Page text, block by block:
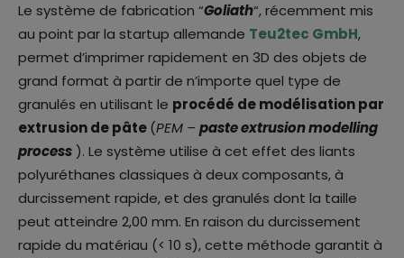
Le système de fabrication “Goliath“, récemment mis
au point par la startup allemande Teu2tec GmbH,
permet d’imprimer rapidement en 3D des objets de
grand format à partir de n’importe quel type de
granulés en utilisant le procédé de modélisation par
extrusion de pâte(PEM –paste extrusion modelling
process). Le système utilise à cet effet des liants
polyuréthanes classiques à deux composants, à
durcissement rapide, et des granulés dont la taille
peut atteindre 2,00 mm. En raison du durcissement
rapide du matériau (< 10 s), cette méthode garantit à